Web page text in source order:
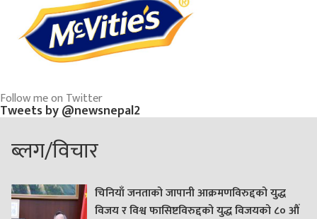
Follow me on Twitter
Tweets by @newsnepal2
ब्लग/विचार
चिनियाँ जनताको जापानी आक्रमणविरुद्दको युद्ध
विजय र विश्व फासिष्टविरुद्दको युद्ध विजयको ८० औं